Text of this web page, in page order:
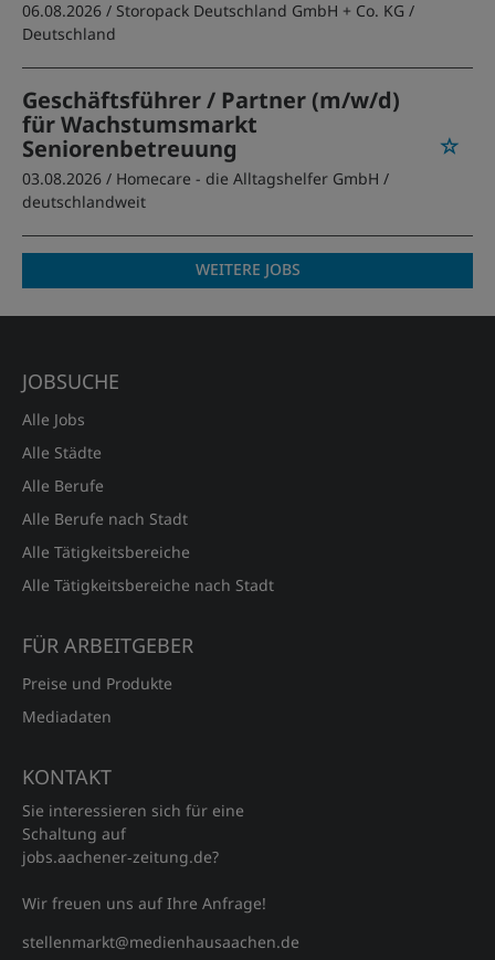
06.08.2026 / Storopack Deutschland GmbH + Co. KG /
Deutschland
Geschäftsführer / Partner (m/w/d)
für Wachstumsmarkt
Seniorenbetreuung
03.08.2026 / Homecare - die Alltagshelfer GmbH /
deutschlandweit
WEITERE JOBS
JOBSUCHE
Alle Jobs
Alle Städte
Alle Berufe
Alle Berufe nach Stadt
Alle Tätigkeitsbereiche
Alle Tätigkeitsbereiche nach Stadt
FÜR ARBEITGEBER
Preise und Produkte
Mediadaten
KONTAKT
Sie interessieren sich für eine
Schaltung auf
jobs.aachener‑zeitung.de?
Wir freuen uns auf Ihre Anfrage!
stellenmarkt@medienhausaachen.de